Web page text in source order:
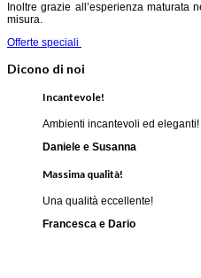
Inoltre grazie all’esperienza
misura.
Offerte speciali
Dicono di noi
Incantevole!
Ambienti incantevoli ed eleganti!
Daniele e Susanna
Massima qualità!
Una qualità eccellente!
Francesca e Dario